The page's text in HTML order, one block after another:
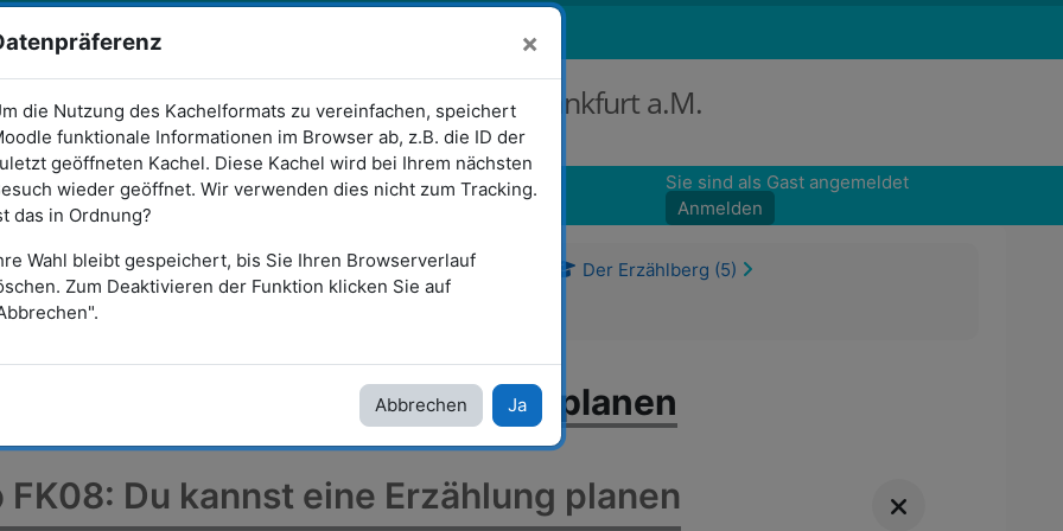
- SchulMoodle-Sammlung Frankfurt a.M.
für SchulMoodle fächerunabhängige Vorlagen Mehr
Sie sind als Gast angemeldet
Anmelden
Praxisbeispiele
Der Erzählberg (5)
Du kannst eine Erzählung planen
FK08: Du kannst eine Erzählung planen
×
die Nutzung des Kachelformats zu vereinfachen, speichert
funktionale Informationen im Browser ab, z.B. die ID der
geöffneten Kachel. Diese Kachel wird bei Ihrem nächsten
wieder geöffnet. Wir verwenden dies nicht zum Tracking.
das in Ordnung?
Wahl bleibt gespeichert, bis Sie Ihren Browserverlauf
Zum Deaktivieren der Funktion klicken Sie auf
Abbrechen Ja